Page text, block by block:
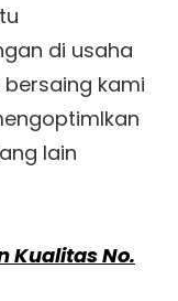
di usaha
bersaing kami
lain
Kualitas No.